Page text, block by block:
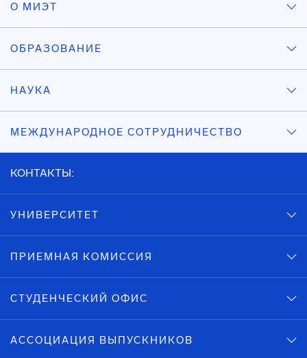
О МИЭТ
ОБРАЗОВАНИЕ
НАУКА
МЕЖДУНАРОДНОЕ СОТРУДНИЧЕСТВО
КОНТАКТЫ:
УНИВЕРСИТЕТ
ПРИЕМНАЯ КОМИССИЯ
СТУДЕНЧЕСКИЙ ОФИС
АССОЦИАЦИЯ ВЫПУСКНИКОВ